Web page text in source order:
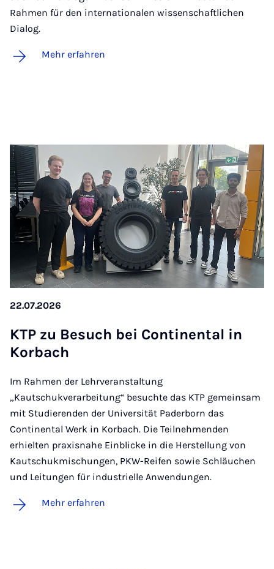
Rahmen für den internationalen wissenschaftlichen
Dialog.
Mehr erfahren
22.07.2026
KTP zu Be­such bei Con­ti­nen­tal in
Kor­bach
Im Rahmen der Lehrveranstaltung
„Kautschukverarbeitung“ besuchte das KTP gemeinsam
mit Studierenden der Universität Paderborn das
Continental Werk in Korbach. Die Teilnehmenden
erhielten praxisnahe Einblicke in die Herstellung von
Kautschukmischungen, PKW-Reifen sowie Schläuchen
und Leitungen für industrielle Anwendungen.
Mehr erfahren